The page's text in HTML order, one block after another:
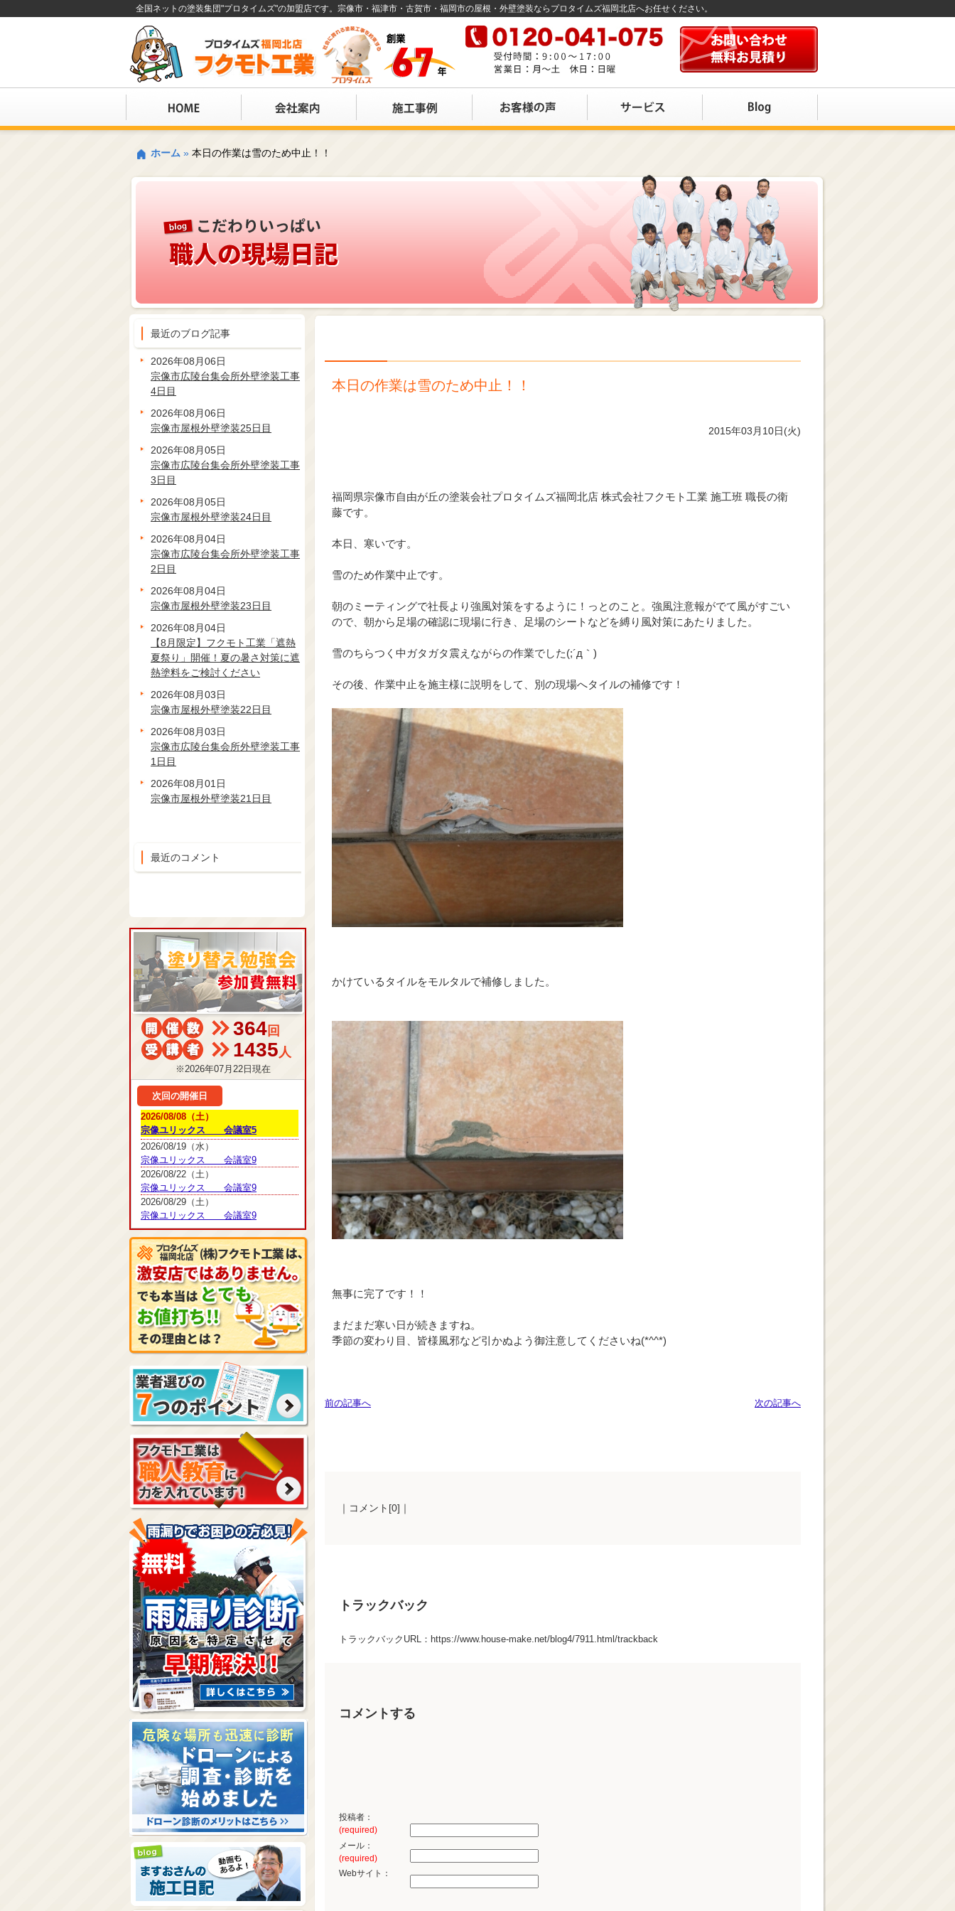
全国ネットの塗装集団"プロタイムズ"の加盟店です。宗像市・福津市・古賀市・福岡市の屋根・外壁塗装ならプロタイムズ福岡北店へお任せください。
ホーム » 本日の作業は雪のため中止！！
本日の作業は雪のため中止！！
2015年03月10日(火)
福岡県宗像市自由が丘の塗装会社プロタイムズ福岡北店 株式会社フクモト工業 施工班 職長の衛
藤です。
本日、寒いです。
雪のため作業中止です。
朝のミーティングで社長より強風対策をするように！っとのこと。強風注意報がでて風がすごい
ので、朝から足場の確認に現場に行き、足場のシートなどを縛り風対策にあたりました。
雪のちらつく中ガタガタ震えながらの作業でした(;´д｀)
その後、作業中止を施主様に説明をして、別の現場へタイルの補修です！
かけているタイルをモルタルで補修しました。
無事に完了です！！
まだまだ寒い日が続きますね。
季節の変わり目、皆様風邪など引かぬよう御注意してくださいね(*^^*)
次の記事へ
前の記事へ
｜コメント[0]｜
トラックバック
トラックバックURL：https://www.house-make.net/blog4/7911.html/trackback
コメントする
投稿者：
(required)
メール：
(required)
Webサイト：
最近のブログ記事
2026年08月06日
宗像市広陵台集会所外壁塗装工事
4日目
2026年08月06日
宗像市屋根外壁塗装25日目
2026年08月05日
宗像市広陵台集会所外壁塗装工事
3日目
2026年08月05日
宗像市屋根外壁塗装24日目
2026年08月04日
宗像市広陵台集会所外壁塗装工事
2日目
2026年08月04日
宗像市屋根外壁塗装23日目
2026年08月04日
【8月限定】フクモト工業「遮熱
夏祭り」開催！夏の暑さ対策に遮
熱塗料をご検討ください
2026年08月03日
宗像市屋根外壁塗装22日目
2026年08月03日
宗像市広陵台集会所外壁塗装工事
1日目
2026年08月01日
宗像市屋根外壁塗装21日目
最近のコメント
364回
1435人
※2026年07月22日現在
次回の開催日
2026/08/08（土）
宗像ユリックス 会議室5
2026/08/19（水）
宗像ユリックス 会議室9
2026/08/22（土）
宗像ユリックス 会議室9
2026/08/29（土）
宗像ユリックス 会議室9